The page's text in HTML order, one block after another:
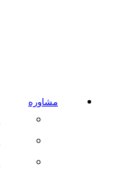
مشاوره